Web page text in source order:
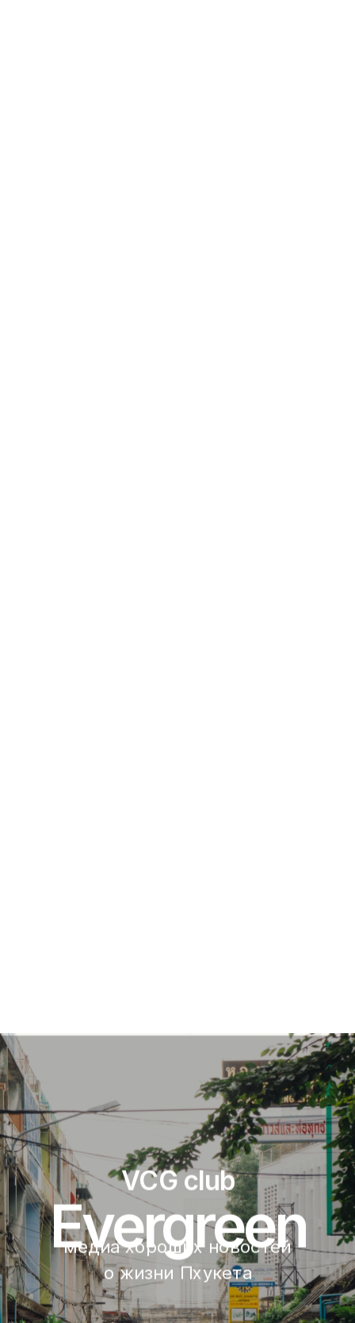
VCG club
Evergreen
медиа хороших новостей
о жизни Пхукета